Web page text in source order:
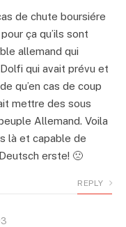
de chute boursiére
ça qu’ils sont
allemand qui
qui avait prévu et
qu’en cas de coup
mettre des sous
Allemand. Voila
là et capable de
erste! 🙁
REPLY